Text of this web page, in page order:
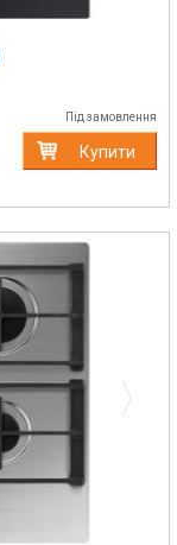
Під замовлення
Купити